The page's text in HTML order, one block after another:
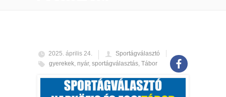
2025. április 24.
Sportágválasztó
gyerekek, nyár, sportágválasztás, Tábor